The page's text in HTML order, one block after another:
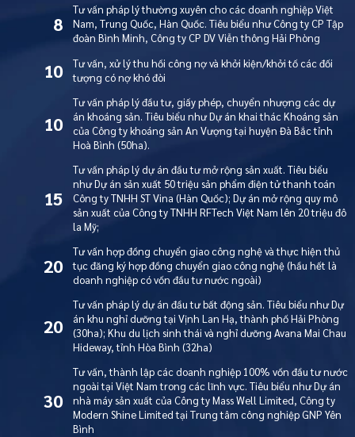
8
Tư vấn pháp lý thường xuyên cho các doanh nghiệp Việt
Nam, Trung Quốc, Hàn Quốc. Tiêu biểu như Công ty CP Tập
đoàn Bình Minh, Công ty CP DV Viễn thông Hải Phòng
10
Tư vấn, xử lý thu hồi công nợ và khởi kiện/khởi tố các đối
tượng có nợ khó đòi
10
Tư vấn pháp lý đầu tư, giấy phép, chuyển nhượng các dự
án khoáng sản. Tiêu biểu như Dự án khai thác Khoáng sản
của Công ty khoáng sản An Vượng tại huyện Đà Bắc tỉnh
Hoà Bình (50ha).
15
Tư vấn pháp lý dự án đầu tư mở rộng sản xuất. Tiêu biểu
như Dự án sản xuất 50 triệu sản phẩm điện tử thanh toán
Công ty TNHH ST Vina (Hàn Quốc); Dự án mở rộng quy mô
sản xuất của Công ty TNHH RFTech Việt Nam lên 20 triệu đô
la Mỹ;
20
Tư vấn hợp đồng chuyển giao công nghệ và thực hiện thủ
tục đăng ký hợp đồng chuyển giao công nghệ (hầu hết là
doanh nghiệp có vốn đầu tư nước ngoài)
20
Tư vấn pháp lý dự án đầu tư bất động sản. Tiêu biểu như Dự
án khu nghỉ dưỡng tại Vịnh Lan Hạ, thành phố Hải Phòng
(30ha); Khu du lịch sinh thái và nghỉ dưỡng Avana Mai Chau
Hideway, tỉnh Hòa Bình (32ha)
30
Tư vấn, thành lập các doanh nghiệp 100% vốn đầu tư nước
ngoài tại Việt Nam trong các lĩnh vực. Tiêu biểu như Dự án
nhà máy sản xuất của Công ty Mass Well Limited, Công ty
Modern Shine Limited tại Trung tâm công nghiệp GNP Yên
Bình